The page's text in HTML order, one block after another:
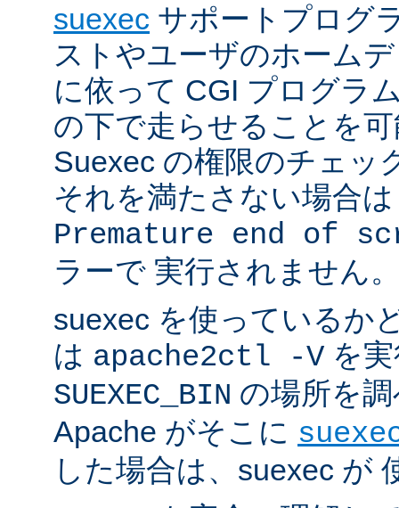
suexec サポートプログ
ストやユーザのホーム
に依って CGI プログラ
の下で走らせることを
Suexec の権限のチェッ
それを満たさない場合
Premature end of
ラーで 実行されません
suexec を使っているか
は apache2ctl -V を
SUEXEC_BIN の場所を
Apache がそこに
した場合は、suexec が